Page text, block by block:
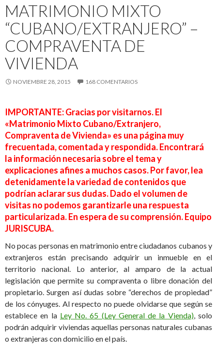
MATRIMONIO MIXTO
“CUBANO/EXTRANJERO” –
COMPRAVENTA DE
VIVIENDA
NOVIEMBRE 28, 2015 168 COMENTARIOS
IMPORTANTE:Gracias por visitarnos. El
«Matrimonio Mixto Cubano/Extranjero,
Compraventa de Vivienda» es una página muy
frecuentada, comentada y respondida. Encontrará
la información necesaria sobre el tema y
explicaciones afines a muchos casos. Por favor, lea
detenidamente la variedad de contenidos que
podrían aclarar sus dudas. Dado el volumen de
visitas no podemos garantizarle una respuesta
particularizada. En espera de su comprensión. Equipo
JURISCUBA.
No pocas personas en matrimonio entre ciudadanos cubanos y
extranjeros están precisando adquirir un inmueble en el
territorio nacional. Lo anterior, al amparo de la actual
legislación que permite su compraventa o libre donación del
propietario. Surgen así dudas sobre “derechos de propiedad”
de los cónyuges. Al respecto no puede olvidarse que según se
establece en la Ley No. 65 (Ley General de la Vienda), solo
podrán adquirir viviendas aquellas personas naturales cubanas
o extranjeras con domicilio en el país.